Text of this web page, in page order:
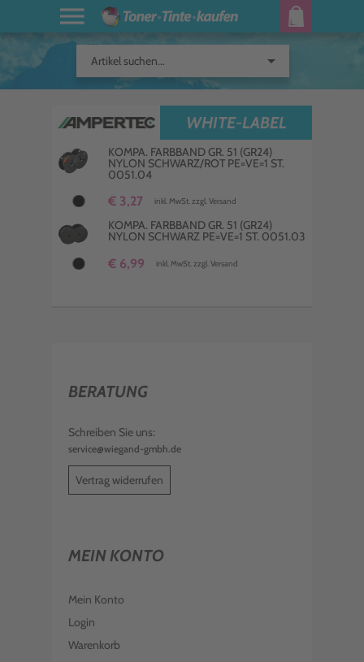
Artikel suchen... arrow_drop_down
WHITE-LABEL
KOMPA. FARBBAND GR. 51 (GR24)
NYLON SCHWARZ/ROT PE=VE=1 ST.
0051.04
€ 3,27 inkl. MwSt. zzgl. Versand
KOMPA. FARBBAND GR. 51 (GR24)
NYLON SCHWARZ PE=VE=1 ST. 0051.03
€ 6,99 inkl. MwSt. zzgl. Versand
BERATUNG
Schreiben Sie uns:
service@wiegand-gmbh.de
Vertrag widerrufen
MEIN KONTO
Mein Konto
Login
Warenkorb